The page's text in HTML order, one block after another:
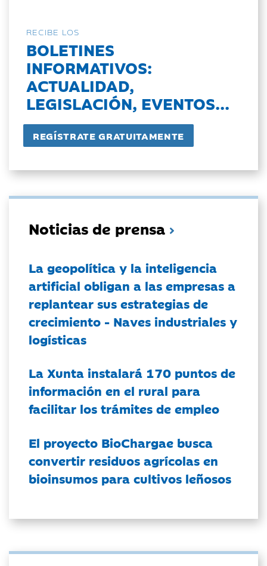
RECIBE LOS
BOLETINES
INFORMATIVOS:
ACTUALIDAD,
LEGISLACIÓN, EVENTOS...
Noticias de prensa
La geopolítica y la inteligencia
artificial obligan a las empresas a
replantear sus estrategias de
crecimiento - Naves industriales y
logísticas
La Xunta instalará 170 puntos de
información en el rural para
facilitar los trámites de empleo
El proyecto BioChargae busca
convertir residuos agrícolas en
bioinsumos para cultivos leñosos